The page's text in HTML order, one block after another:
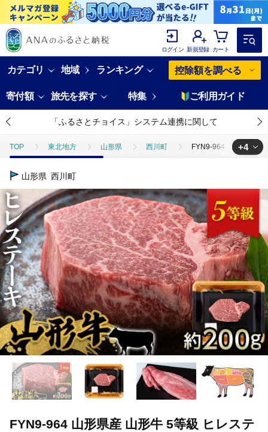
ログイン 新規登録 カート
カテゴリ 地域 ランキング 控除額を調べる
寄付額 旅先を探す 特集 ご利用ガイド
「ふるさとチョイス」システム連携に関して
TOP 東北地方 山形県 西川町 FYN9-964 山形県産 山
TOP
TOP 肉 牛肉 FYN9-964 山形県産 山形牛 5等級 ヒレステー
TOP 肉 牛肉 山形牛 FYN9-964 山形県産 山形牛 5等
TOP 肉 牛肉 ステーキ(牛肉) FYN9-964 山形県産 山
+4
山形県 西川町
FYN9-964 山形県産 山形牛 5等級 ヒレステ